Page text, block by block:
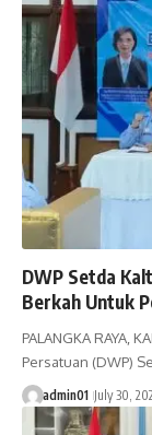
DWP Setda
Berkah Untuk
PALANGKA RAYA,
Persatuan (DWP)
admin01 July 30,